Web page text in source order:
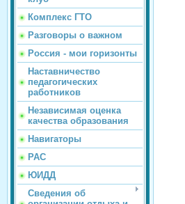
Комплекс ГТО
Разговоры о важном
Россия - мои горизонты
Наставничество
педагогических
работников
Независимая оценка
качества образования
Навигаторы
РАС
ЮИДД
Сведения об